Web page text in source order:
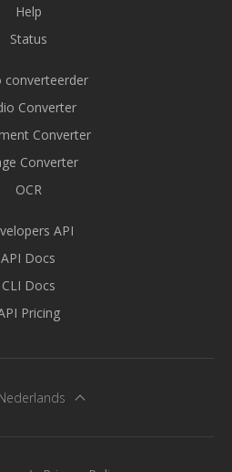
Help
Status
converteerder
Converter
Converter
Converter
OCR
API
API Docs
CLI Docs
Pricing